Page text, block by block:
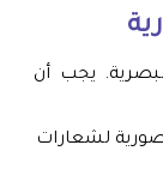
يجب أن
لشعارات